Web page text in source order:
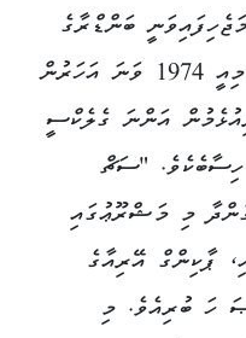
ބަންޑްރާގެ
ޗިމްބާއީ ސަރަހައްދުގައެވެ. މިއީ 1974 ވަނަ އަހަރުން
އަންނަ ގެލެކްސީ
"ސަޗް
މި މަޝްރޫޢުގައި
ޕާކިންގް އޭރިއާގެ
ހަ ބުރިއެވެ. މި